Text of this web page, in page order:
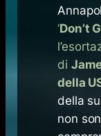
‘Don’t
di
della
della
non